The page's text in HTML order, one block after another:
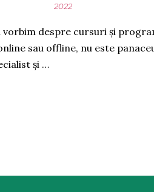
2022
vorbim despre cursuri și
sau offline, nu este
și …